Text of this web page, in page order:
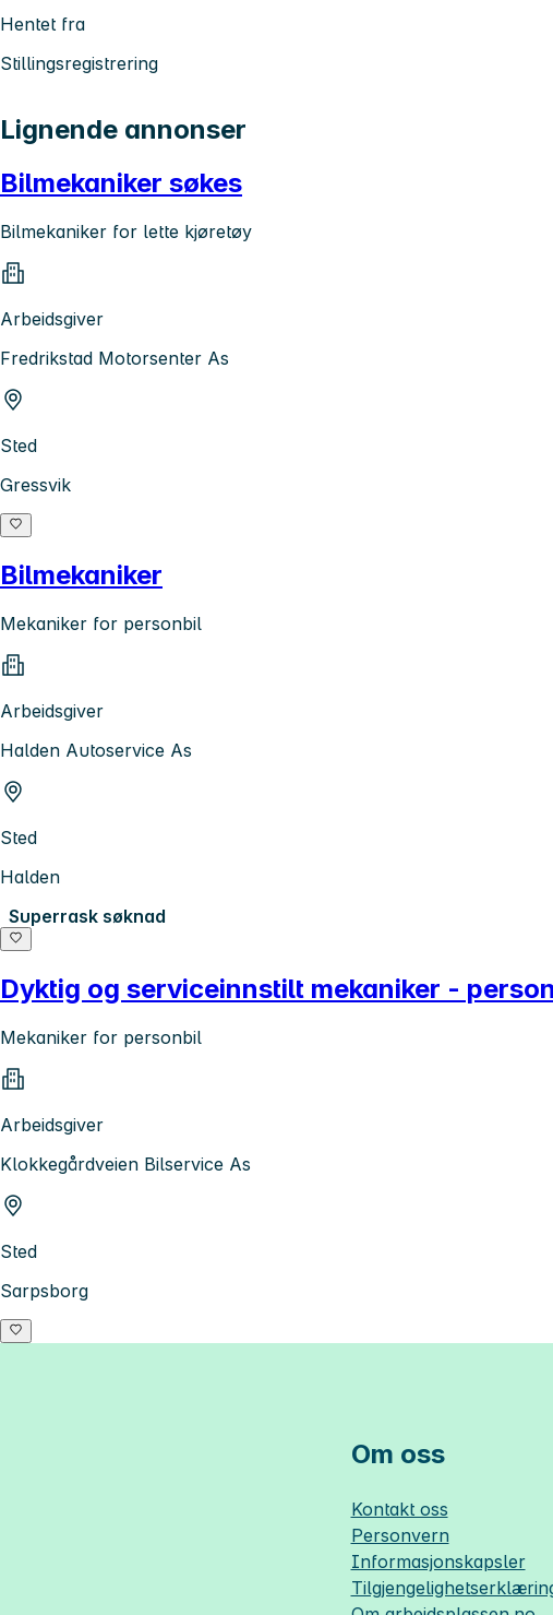
Hentet fra
Stillingsregistrering
Lignende annonser
Bilmekaniker søkes
Bilmekaniker for lette kjøretøy
Arbeidsgiver
Fredrikstad Motorsenter As
Sted
Gressvik
Bilmekaniker
Mekaniker for personbil
Arbeidsgiver
Halden Autoservice As
Sted
Halden
Superrask søknad
Dyktig og serviceinnstilt mekaniker -
Mekaniker for personbil
Arbeidsgiver
Klokkegårdveien Bilservice As
Sted
Sarpsborg
Om oss
Kontakt oss
Personvern
Informasjonskapsler